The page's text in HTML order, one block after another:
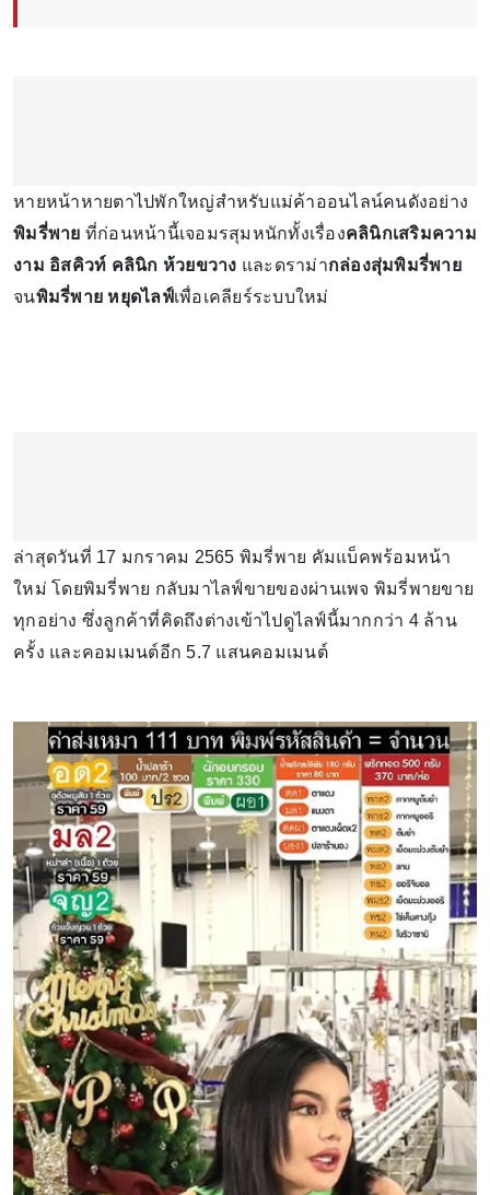
หายหน้าหายตาไปพักใหญ่สำหรับแม่ค้าออนไลน์คนดังอย่าง
พิมรี่พาย ที่ก่อนหน้านี้เจอมรสุมหนักทั้งเรื่องคลินิกเสริมความ
งาม อิสคิวท์ คลินิก ห้วยขวาง และดราม่ากล่องสุ่มพิมรี่พาย
จนพิมรี่พาย หยุดไลฟ์เพื่อเคลียร์ระบบใหม่
ล่าสุดวันที่ 17 มกราคม 2565 พิมรี่พาย คัมแบ็คพร้อมหน้า
ใหม่ โดยพิมรี่พาย กลับมาไลฟ์ขายของผ่านเพจ พิมรี่พายขาย
ทุกอย่าง ซึ่งลูกค้าที่คิดถึงต่างเข้าไปดูไลฟ์นี้มากกว่า 4 ล้าน
ครั้ง และคอมเมนต์อีก 5.7 แสนคอมเมนต์